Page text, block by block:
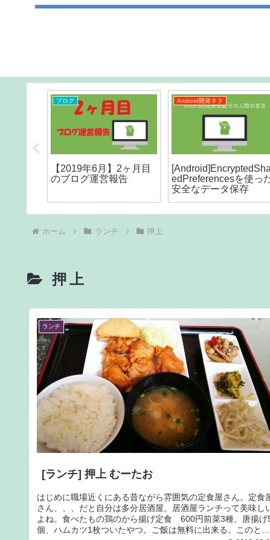
ブログ
【2019年6月】2ヶ月目
のブログ運営報告
Android開発ネタ
edPreferencesを使っ
安全なデータ保存
ホーム ランチ 押上
押上
ランチ
[ランチ] 押上 むーたお
はじめに職場近くにある昔ながら雰囲気の定食屋さん。定食
さん、、、だと自分は多分居酒屋。居酒屋ランチって美味し
よね。食べたもの鶏のから揚げ定食 600円前菜3種、唐揚げ
個、ハムカツ1枚ついたやつ。ご飯は無料に出来る。このとき